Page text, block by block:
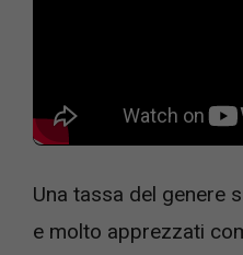
Una tassa del genere
e molto apprezzati